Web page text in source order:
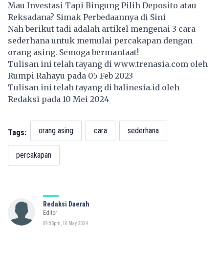
Mau Investasi Tapi Bingung Pilih Deposito atau
Reksadana? Simak Perbedaannya di Sini
Nah berikut tadi adalah artikel mengenai 3 cara
sederhana untuk memulai percakapan dengan
orang asing. Semoga bermanfaat!
Tulisan ini telah tayang di www.trenasia.com oleh
Rumpi Rahayu pada 05 Feb 2023
Tulisan ini telah tayang dibalinesia.id oleh
Redaksi pada 10 Mei 2024
Tags: orang asing cara sederhana
percakapan
Redaksi Daerah
Editor
09:05pm, 10 May, 2024